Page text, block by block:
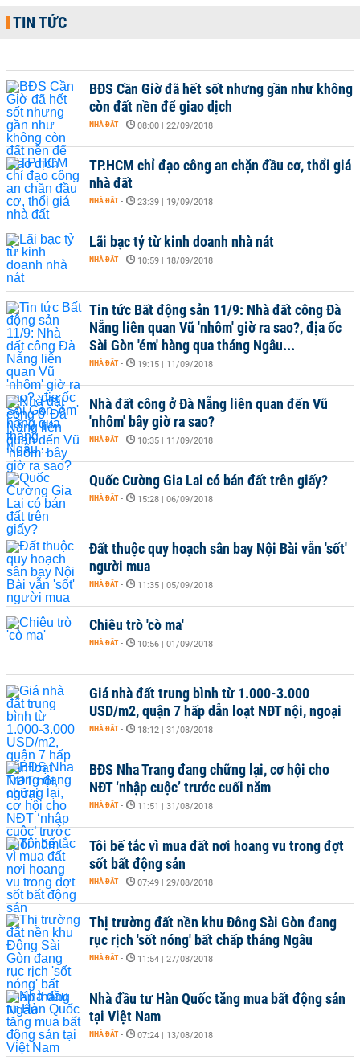
TIN TỨC
BĐS Cần Giờ đã hết sốt nhưng gần như không
còn đất nền để giao dịch
NHÀ ĐẤT - 08:00 | 22/09/2018
TP.HCM chỉ đạo công an chặn đầu cơ, thổi giá
nhà đất
NHÀ ĐẤT - 23:39 | 19/09/2018
Lãi bạc tỷ từ kinh doanh nhà nát
NHÀ ĐẤT - 10:59 | 18/09/2018
Tin tức Bất động sản 11/9: Nhà đất công Đà
Nẵng liên quan Vũ 'nhôm' giờ ra sao?, địa ốc
Sài Gòn 'ém' hàng qua tháng Ngâu...
NHÀ ĐẤT - 19:15 | 11/09/2018
Nhà đất công ở Đà Nẵng liên quan đến Vũ
'nhôm' bây giờ ra sao?
NHÀ ĐẤT - 10:35 | 11/09/2018
Quốc Cường Gia Lai có bán đất trên giấy?
NHÀ ĐẤT - 15:28 | 06/09/2018
Đất thuộc quy hoạch sân bay Nội Bài vẫn 'sốt'
người mua
NHÀ ĐẤT - 11:35 | 05/09/2018
Chiêu trò 'cò ma'
NHÀ ĐẤT - 10:56 | 01/09/2018
Giá nhà đất trung bình từ 1.000-3.000
USD/m2, quận 7 hấp dẫn loạt NĐT nội, ngoại
NHÀ ĐẤT - 18:12 | 31/08/2018
BĐS Nha Trang đang chững lại, cơ hội cho
NĐT ‘nhập cuộc’ trước cuối năm
NHÀ ĐẤT - 11:51 | 31/08/2018
Tôi bế tắc vì mua đất nơi hoang vu trong đợt
sốt bất động sản
NHÀ ĐẤT - 07:49 | 29/08/2018
Thị trường đất nền khu Đông Sài Gòn đang
rục rịch 'sốt nóng' bất chấp tháng Ngâu
NHÀ ĐẤT - 11:54 | 27/08/2018
Nhà đầu tư Hàn Quốc tăng mua bất động sản
tại Việt Nam
NHÀ ĐẤT - 07:24 | 13/08/2018